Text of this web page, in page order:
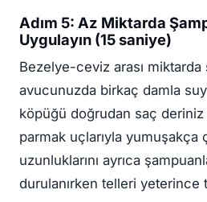
Adım 5: Az Miktarda
Uygulayın (15 saniye)
Bezelye-ceviz arası miktarda
avucunuzda birkaç damla
köpüğü doğrudan saç deriniz
parmak uçlarıyla yumuşakça
uzunluklarını ayrıca
durulanırken telleri yeterince